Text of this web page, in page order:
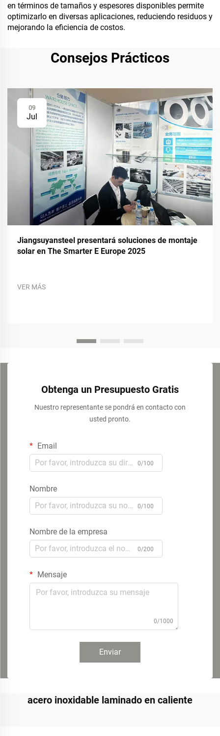
en términos de tamaños y espesores disponibles permite
optimizarlo en diversas aplicaciones, reduciendo residuos y
mejorando la eficiencia de costos.
Consejos Prácticos
09
Jul
Jiangsuyansteel presentará soluciones de montaje
solar en The Smarter E Europe 2025
VER MÁS
Obtenga un Presupuesto Gratis
Nuestro representante se pondrá en contacto con
usted pronto.
Email
0/100
Nombre
0/100
Nombre de la empresa
0/200
Mensaje
0/1000
Enviar
acero inoxidable laminado en caliente